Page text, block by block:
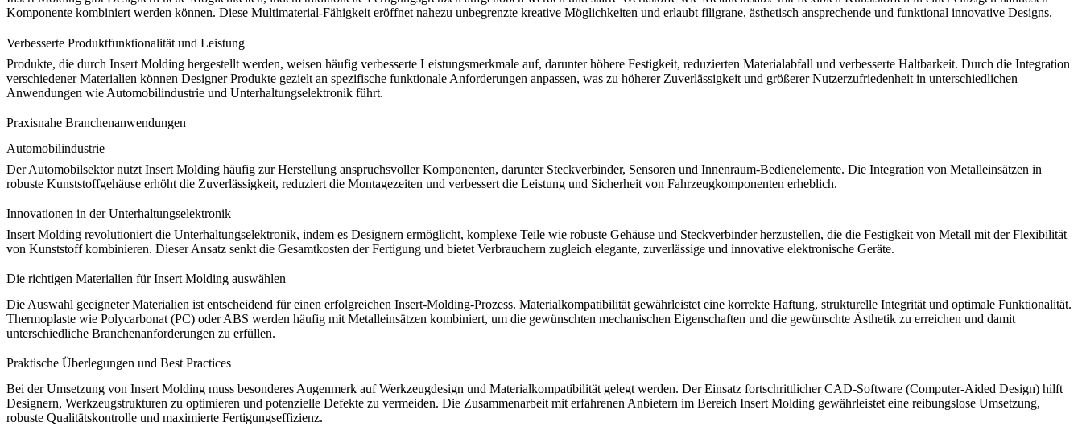
Komponente kombiniert werden können. Diese Multimaterial-Fähigkeit eröffnet nahezu unbegrenzte kreative Möglichkeiten und erlaubt filigrane, ästhetisch ansprechende und funktional innovative Designs.
Verbesserte Produktfunktionalität und Leistung
Produkte, die durch Insert Molding hergestellt werden, weisen häufig verbesserte Leistungsmerkmale auf, darunter höhere Festigkeit, reduzierten Materialabfall und verbesserte Haltbarkeit. Durch die Integration
verschiedener Materialien können Designer Produkte gezielt an spezifische funktionale Anforderungen anpassen, was zu höherer Zuverlässigkeit und größerer Nutzerzufriedenheit in unterschiedlichen
Anwendungen wie Automobilindustrie und Unterhaltungselektronik führt.
Praxisnahe Branchenanwendungen
Automobilindustrie
Der Automobilsektor nutzt Insert Molding häufig zur Herstellung anspruchsvoller Komponenten, darunter Steckverbinder, Sensoren und Innenraum-Bedienelemente. Die Integration von Metalleinsätzen in
robuste Kunststoffgehäuse erhöht die Zuverlässigkeit, reduziert die Montagezeiten und verbessert die Leistung und Sicherheit von Fahrzeugkomponenten erheblich.
Innovationen in der Unterhaltungselektronik
Insert Molding revolutioniert die Unterhaltungselektronik, indem es Designern ermöglicht, komplexe Teile wie robuste Gehäuse und Steckverbinder herzustellen, die die Festigkeit von Metall mit der Flexibilität
von Kunststoff kombinieren. Dieser Ansatz senkt die Gesamtkosten der Fertigung und bietet Verbrauchern zugleich elegante, zuverlässige und innovative elektronische Geräte.
Die richtigen Materialien für Insert Molding auswählen
Die Auswahl geeigneter Materialien ist entscheidend für einen erfolgreichen Insert-Molding-Prozess. Materialkompatibilität gewährleistet eine korrekte Haftung, strukturelle Integrität und optimale Funktionalität.
Thermoplaste wie Polycarbonat (PC) oder ABS werden häufig mit Metalleinsätzen kombiniert, um die gewünschten mechanischen Eigenschaften und die gewünschte Ästhetik zu erreichen und damit
unterschiedliche Branchenanforderungen zu erfüllen.
Praktische Überlegungen und Best Practices
Bei der Umsetzung von Insert Molding muss besonderes Augenmerk auf Werkzeugdesign und Materialkompatibilität gelegt werden. Der Einsatz fortschrittlicherCAD-Software (Computer-Aided Design) hilft
Designern, Werkzeugstrukturen zu optimieren und potenzielle Defekte zu vermeiden. Die Zusammenarbeit mit erfahrenen Anbietern im Bereich Insert Molding gewährleistet eine reibungslose Umsetzung,
robuste Qualitätskontrolle und maximierte Fertigungseffizienz.